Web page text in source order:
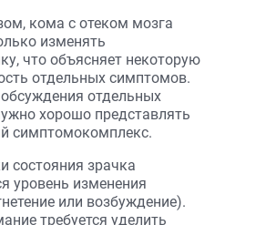
кома с отеком мозга
изменять
что объясняет некоторую
отдельных симптомов.
отдельных
хорошо представлять
симптомокомплекс.
состояния зрачка
уровень изменения
или возбуждение).
требуется уделить